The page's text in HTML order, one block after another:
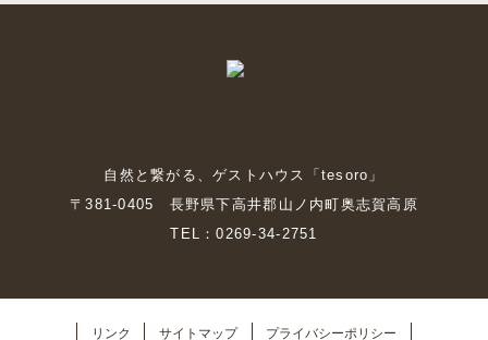
自然と繋がる、ゲストハウス「tesoro」
〒381-0405 長野県下高井郡山ノ内町奥志賀高原
TEL：0269-34-2751
リンク サイトマップ プライバシーポリシー